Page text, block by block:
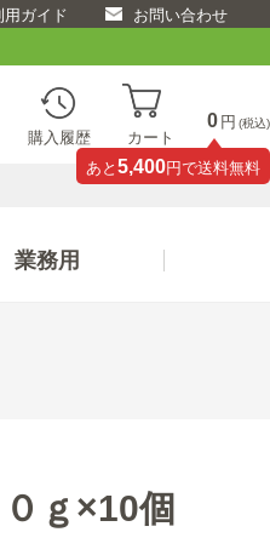
用ガイド お問い合わせ
購入履歴 カート
0 円 (税込)
あと 5,400円で送料無料
業務用
ｇ×10個